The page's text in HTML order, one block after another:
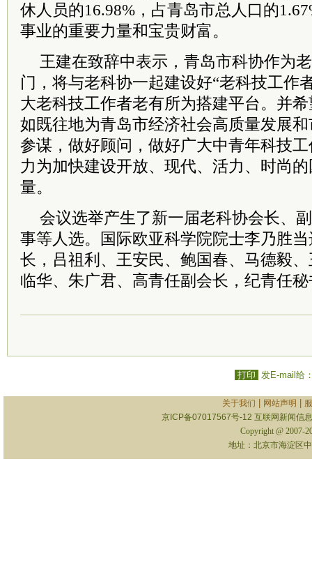
休人员的16.98%，占青岛市总人口的
事业的重要力量和宝贵财富。
王建在致辞中表示，青岛市科协作为
门，将与老科协一起建设好“老科技工作
大老科技工作者老有所为搭建平台。并
如既往地为青岛市经济社会高质量发展
参谋，做好顾问，做好广大中青年科技
力为加快建设开放、现代、活力、时尚
量。
会议选举产生了新一届老科协会长、
事等人选。国际欧亚科学院院士李乃胜
长，吕祖利、王安民、鲍国春、马德毅
临华、朱广君、高青任副会长，纪青任
打印 发E-mail给
关于我们 网站声明
京ICP备07017567号-12 互联网新闻信
Copyright @ 2007-
地址：北京市海淀区